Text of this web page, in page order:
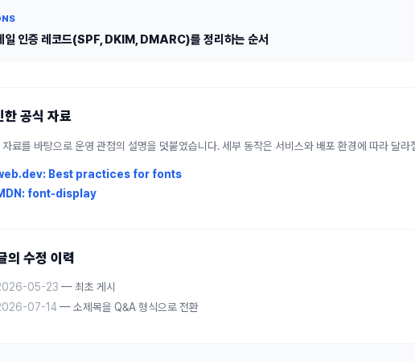
일 인증 레코드(SPF, DKIM, DMARC)를 정리하는 순서
한 공식 자료
자료를 바탕으로 운영 관점의 설명을 덧붙였습니다. 세부 동작은 서비스와 배포 환경에 따라 달라
Best practices for fonts
font-display
의 수정 이력
05-23 —최초 게시
07-14—소제목을 Q&A 형식으로 전환